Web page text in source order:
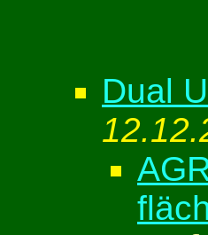
Dual